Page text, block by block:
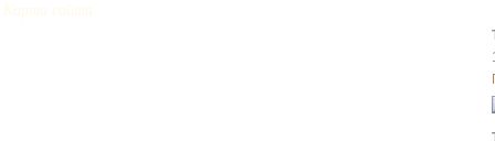
Карта сайта